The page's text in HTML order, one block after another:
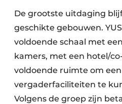
De grootste uitdaging
geschikte gebouwen.
voldoende schaal met
kamers, met een hotel/
voldoende ruimte om
vergaderfaciliteiten te
Volgens de groep zijn